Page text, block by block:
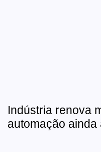
Indústria renova
automação